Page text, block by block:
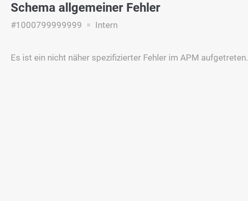
Schema allgemeiner Fehler
#1000799999999 Intern
Es ist ein nicht näher spezifizierter Fehler im APM aufgetreten.